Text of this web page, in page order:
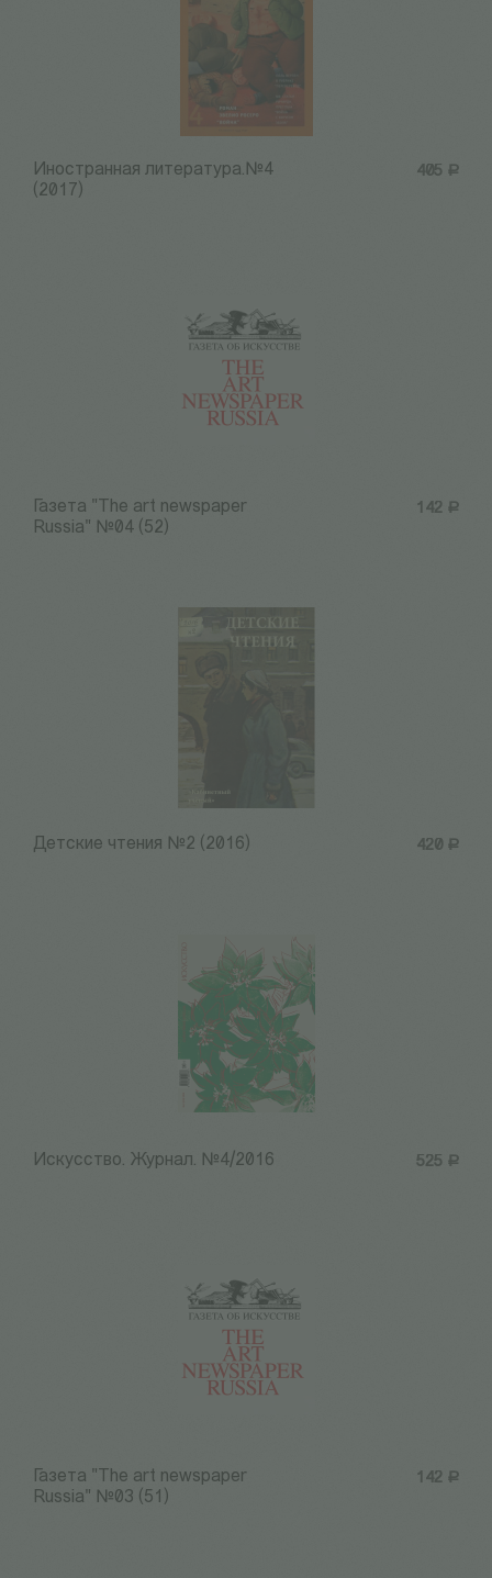
405 Р
Иностранная литература.№4
(2017)
142 Р
Газета "The art newspaper
Russia" №04 (52)
420 Р
Детские чтения №2 (2016)
525 Р
Искусство. Журнал. №4/2016
142 Р
Газета "The art newspaper
Russia" №03 (51)